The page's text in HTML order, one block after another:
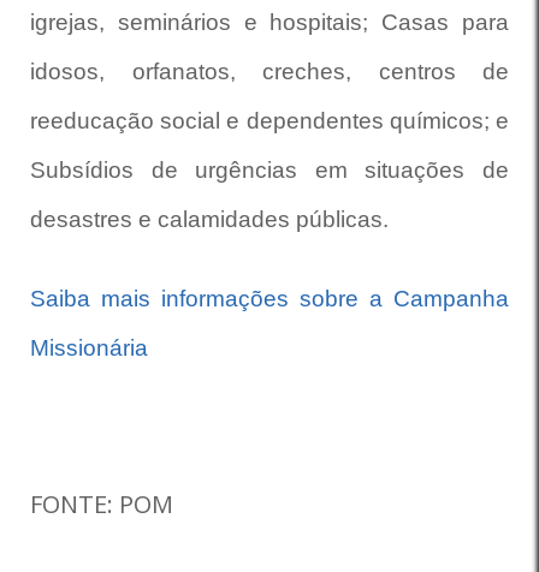
igrejas, seminários e hospitais; Casas para
idosos, orfanatos, creches, centros de
reeducação social e dependentes químicos; e
Subsídios de urgências em situações de
desastres e calamidades públicas.
Saiba mais informações sobre a Campanha
Missionária
FONTE: POM